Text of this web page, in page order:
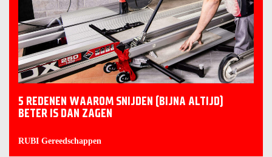
5 REDENEN WAAROM SNIJDEN (BIJNA ALTIJD)
BETER IS DAN ZAGEN
RUBI Gereedschappen